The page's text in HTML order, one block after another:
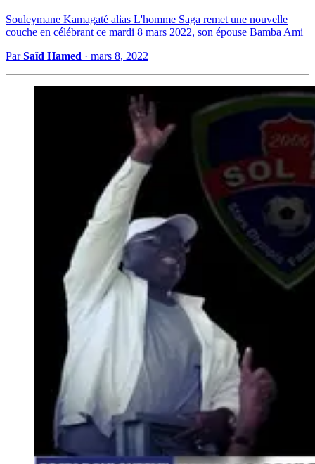
Souleymane Kamagaté alias L'homme Saga remet une nouvelle
couche en célébrant ce mardi 8 mars 2022, son épouse Bamba Ami
ParSaïd Hamed · mars 8, 2022